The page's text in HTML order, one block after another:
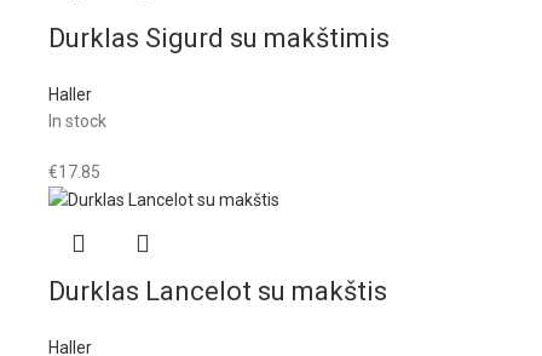
Durklas Sigurd su makštimis
Haller
In stock
€17.85
Durklas Lancelot su makštis
Haller